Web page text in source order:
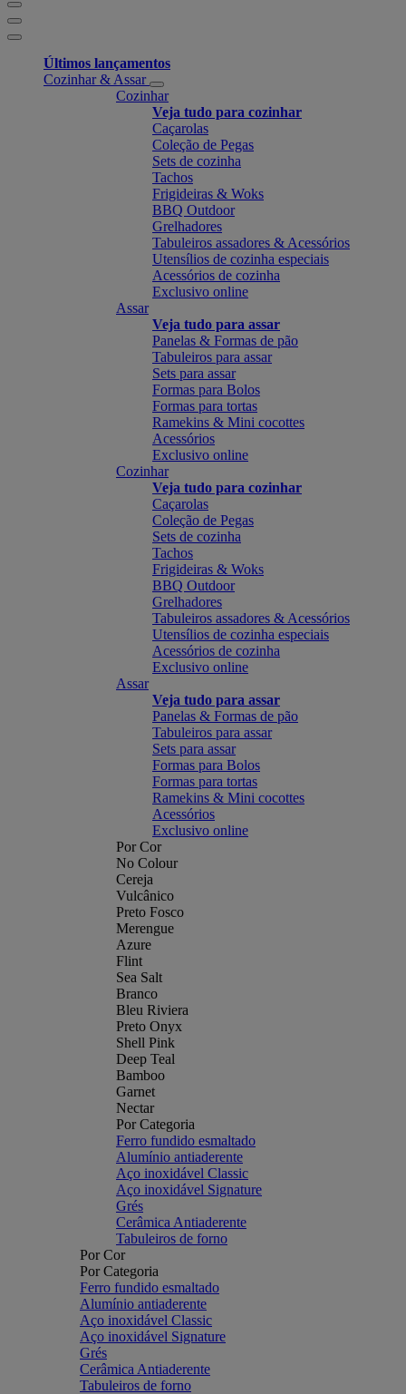
Últimos lançamentos
Cozinhar & Assar
Cozinhar
Veja tudo para cozinhar
Caçarolas
Coleção de Pegas
Sets de cozinha
Tachos
Frigideiras & Woks
BBQ Outdoor
Grelhadores
Tabuleiros assadores & Acessórios
Utensílios de cozinha especiais
Acessórios de cozinha
Exclusivo online
Assar
Veja tudo para assar
Panelas & Formas de pão
Tabuleiros para assar
Sets para assar
Formas para Bolos
Formas para tortas
Ramekins & Mini cocottes
Acessórios
Exclusivo online
Cozinhar
Veja tudo para cozinhar
Caçarolas
Coleção de Pegas
Sets de cozinha
Tachos
Frigideiras & Woks
BBQ Outdoor
Grelhadores
Tabuleiros assadores & Acessórios
Utensílios de cozinha especiais
Acessórios de cozinha
Exclusivo online
Assar
Veja tudo para assar
Panelas & Formas de pão
Tabuleiros para assar
Sets para assar
Formas para Bolos
Formas para tortas
Ramekins & Mini cocottes
Acessórios
Exclusivo online
Por Cor
No Colour
Cereja
Vulcânico
Preto Fosco
Merengue
Azure
Flint
Sea Salt
Branco
Bleu Riviera
Preto Onyx
Shell Pink
Deep Teal
Bamboo
Garnet
Nectar
Por Categoria
Ferro fundido esmaltado
Alumínio antiaderente
Aço inoxidável Classic
Aço inoxidável Signature
Grés
Cerâmica Antiaderente
Tabuleiros de forno
Por Cor
Por Categoria
Ferro fundido esmaltado
Alumínio antiaderente
Aço inoxidável Classic
Aço inoxidável Signature
Grés
Cerâmica Antiaderente
Tabuleiros de forno